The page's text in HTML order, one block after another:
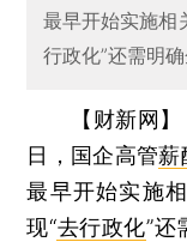
最早开始实施相
行政化”还需明
【财新网
日，国企高管薪
最早开始实施
现“去行政化”还